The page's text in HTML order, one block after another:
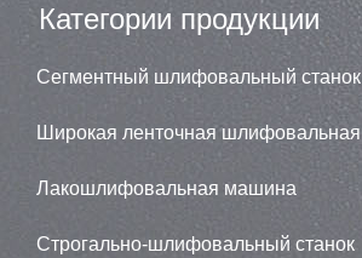
Категории продукции
Сегментный шлифовальный станок
Лакошлифовальная машина
Строгально-шлифовальный станок